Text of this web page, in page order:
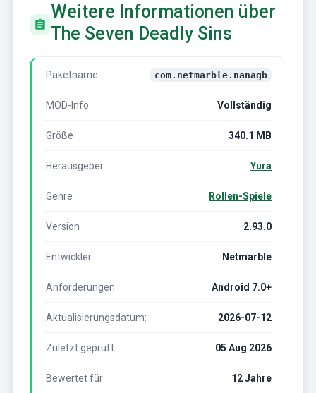
Weitere Informationen über
The Seven Deadly Sins
Paketname com.netmarble.nanagb
MOD-Info Vollständig
Größe 340.1 MB
Herausgeber Yura
Genre Rollen-Spiele
Version 2.93.0
Entwickler Netmarble
Anforderungen Android 7.0+
Aktualisierungsdatum: 2026-07-12
Zuletzt geprüft 05 Aug 2026
Bewertet für 12 Jahre